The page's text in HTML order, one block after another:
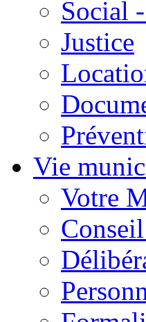
Social
Justice
Vie
Votre